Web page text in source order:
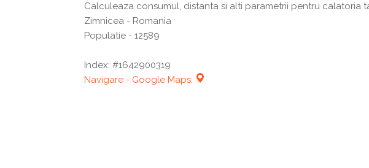
Calculeaza consumul, distanta si alti parametrii pentru calatoria
Zimnicea - Romania
Populatie - 12589
Index: #1642900319
Navigare - Google Maps: